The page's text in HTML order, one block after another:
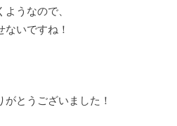
うなので、
ないですね！
とうございました！